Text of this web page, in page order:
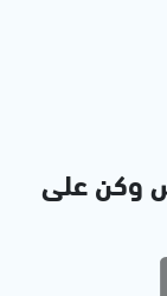
وكن على